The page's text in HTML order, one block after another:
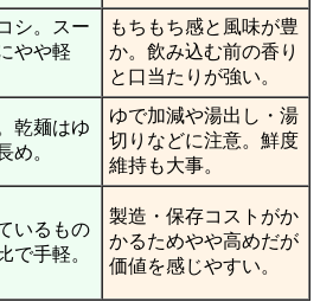
シ。スー
やや軽
もちもち感と風味が豊
か。飲み込む前の香り
と口当たりが強い。
乾麺はゆ
め。
ゆで加減や湯出し・湯
切りなどに注意。鮮度
維持も大事。
いるもの
で手軽。
製造・保存コストがか
かるためやや高めだが
価値を感じやすい。